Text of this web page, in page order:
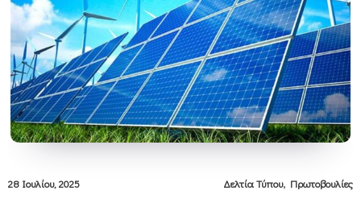
28 Ιουλίου, 2025 Δελτία Τύπου, Πρωτοβουλίες